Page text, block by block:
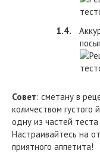
Совет: сметану в
количеством густого
одну из частей
Настраивайтесь на
приятного аппетита!